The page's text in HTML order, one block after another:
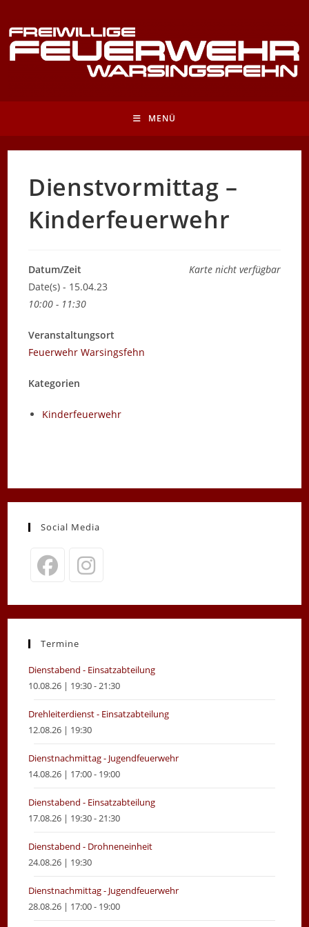
Inhalt
springen
MENÜ
Dienstvormittag –
Kinderfeuerwehr
Karte nicht verfügbar
Datum/Zeit
Date(s) - 15.04.23
10:00 - 11:30
Veranstaltungsort
Feuerwehr Warsingsfehn
Kategorien
Kinderfeuerwehr
Social Media
in
new
in
new
Termine
Dienstabend - Einsatzabteilung
10.08.26 | 19:30 - 21:30
Drehleiterdienst - Einsatzabteilung
12.08.26 | 19:30
Dienstnachmittag - Jugendfeuerwehr
14.08.26 | 17:00 - 19:00
Dienstabend - Einsatzabteilung
17.08.26 | 19:30 - 21:30
Dienstabend - Drohneneinheit
24.08.26 | 19:30
Dienstnachmittag - Jugendfeuerwehr
28.08.26 | 17:00 - 19:00